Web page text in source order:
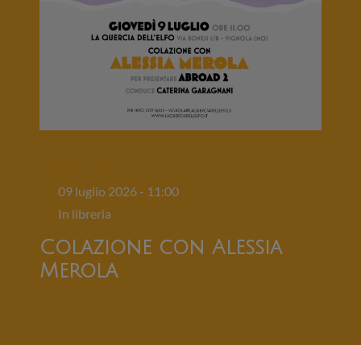
09 luglio 2026 - 11:00
In libreria
Colazione con Alessia
Merola